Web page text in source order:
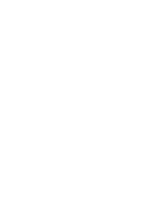
Direct
Cultuur op de